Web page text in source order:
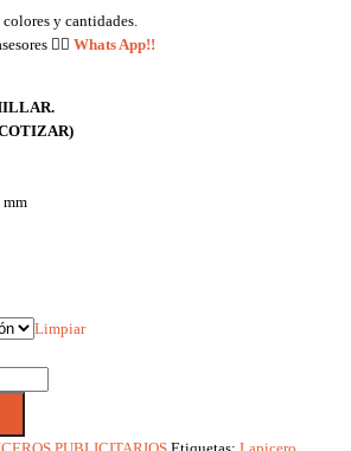
colores y cantidades.
👉🏼 Whats App!!
mm
Limpiar